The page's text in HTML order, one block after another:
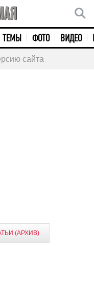
ТЕМЫ ФОТО ВИДЕО
сайта
(АРХИВ)